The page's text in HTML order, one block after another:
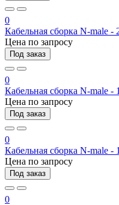
0
Кабельная сборка N-male
Цена по запросу
Под заказ
0
Кабельная сборка N-male
Цена по запросу
Под заказ
0
Кабельная сборка N-male
Цена по запросу
Под заказ
0